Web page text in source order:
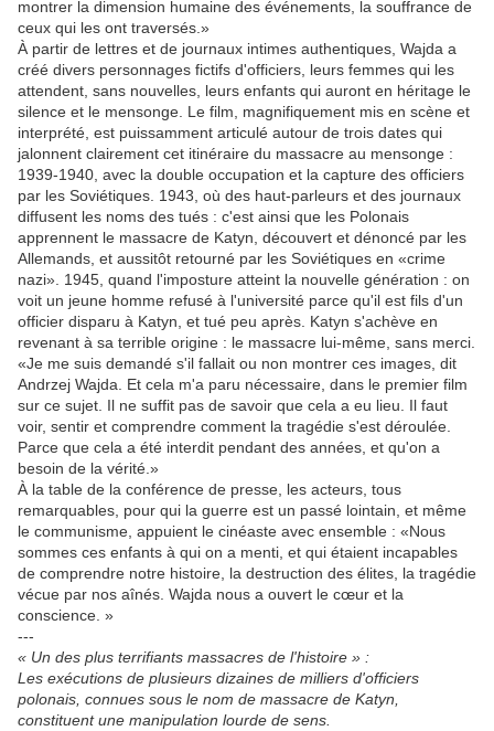
montrer la dimension humaine des événements, la souffrance de
ceux qui les ont traversés.»
À partir de lettres et de journaux intimes authentiques, Wajda a
créé divers personnages fictifs d'officiers, leurs femmes qui les
attendent, sans nouvelles, leurs enfants qui auront en héritage le
silence et le mensonge. Le film, magnifiquement mis en scène et
interprété, est puissamment articulé autour de trois dates qui
jalonnent clairement cet itinéraire du massacre au mensonge :
1939-1940, avec la double occupation et la capture des officiers
par les Soviétiques. 1943, où des haut-parleurs et des journaux
diffusent les noms des tués : c'est ainsi que les Polonais
apprennent le massacre de Katyn, découvert et dénoncé par les
Allemands, et aussitôt retourné par les Soviétiques en «crime
nazi». 1945, quand l'imposture atteint la nouvelle génération : on
voit un jeune homme refusé à l'université parce qu'il est fils d'un
officier disparu à Katyn, et tué peu après. Katyn s'achève en
revenant à sa terrible origine : le massacre lui-même, sans merci.
«Je me suis demandé s'il fallait ou non montrer ces images, dit
Andrzej Wajda. Et cela m'a paru nécessaire, dans le premier film
sur ce sujet. Il ne suffit pas de savoir que cela a eu lieu. Il faut
voir, sentir et comprendre comment la tragédie s'est déroulée.
Parce que cela a été interdit pendant des années, et qu'on a
besoin de la vérité.»
À la table de la conférence de presse, les acteurs, tous
remarquables, pour qui la guerre est un passé lointain, et même
le communisme, appuient le cinéaste avec ensemble : «Nous
sommes ces enfants à qui on a menti, et qui étaient incapables
de comprendre notre histoire, la destruction des élites, la tragédie
vécue par nos aînés. Wajda nous a ouvert le cœur et la
conscience. »
---
« Un des plus terrifiants massacres de l'histoire » :
Les exécutions de plusieurs dizaines de milliers d'officiers
polonais, connues sous le nom de massacre de Katyn,
constituent une manipulation lourde de sens.